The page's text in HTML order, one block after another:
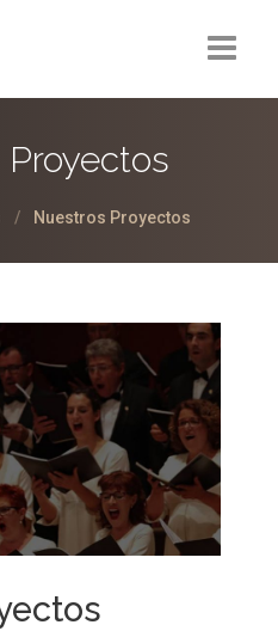
Nuestros Proyectos